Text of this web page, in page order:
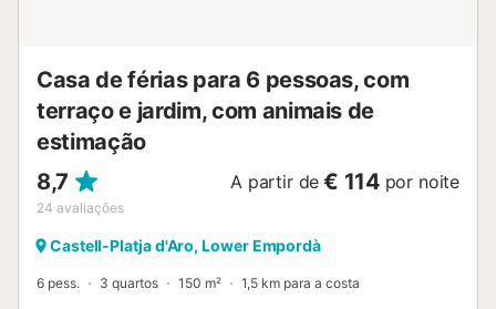
Casa de férias para 6 pessoas, com
terraço e jardim, com animais de
estimação
8,7
24 avaliações
A partir de € 114 por noite
Castell-Platja d'Aro, Lower Empordà
6 pess. 3 quartos 150 m² 1,5 km para a costa